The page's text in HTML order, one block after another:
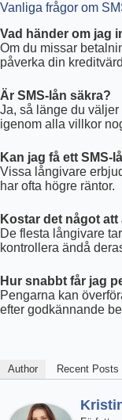
Vanliga frågor om
Vad händer om jag
Om du missar
påverka din
Är SMS-lån säkra?
Ja, så länge du
igenom alla villkor
Kan jag få ett
Vissa långivare
har ofta högre räntor.
Kostar det något att
De flesta långivare
kontrollera ändå
Hur snabbt får jag
Pengarna kan
efter godkännande
Author Recent Posts